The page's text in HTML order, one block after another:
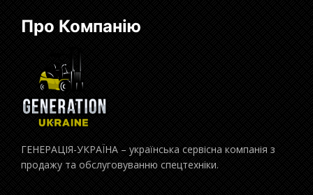
Про Компанію
ГЕНЕРАЦІЯ-УКРАЇНА – українська сервісна компанія з
продажу та обслуговуванню спецтехніки.